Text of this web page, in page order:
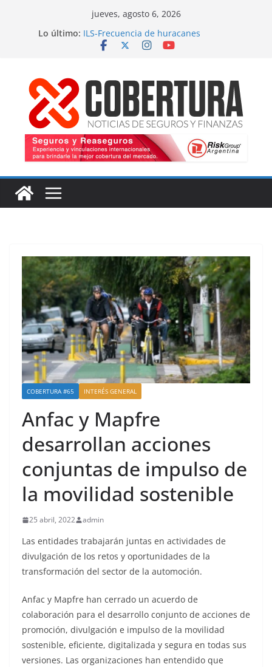
jueves, agosto 6, 2026
Lo último: ILS-Frecuencia de huracanes
Seguro marítimo-Presiones cruzadas
Fitch-Impulso a la innovación
COBERTURA #65 INTERÉS GENERAL
Anfac y Mapfre
desarrollan acciones
conjuntas de impulso de
la movilidad sostenible
25 abril, 2022 admin
Las entidades trabajarán juntas en actividades de
divulgación de los retos y oportunidades de la
transformación del sector de la automoción.
Anfac y Mapfre han cerrado un acuerdo de
colaboración para el desarrollo conjunto de acciones de
promoción, divulgación e impulso de la movilidad
sostenible, eficiente, digitalizada y segura en todas sus
versiones. Las organizaciones han entendido que